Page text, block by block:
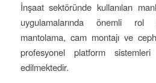
İnşaat sektöründe kullanılan
uygulamalarında önemli rol
mantolama, cam montajı ve
profesyonel platform
edilmektedir.